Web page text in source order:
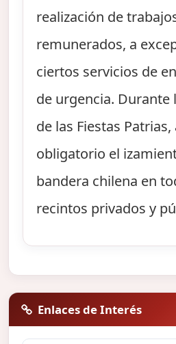
realización de
remunerados, a
ciertos servicios de
de urgencia. Durante
de las Fiestas
obligatorio el
bandera chilena en
recintos privados y
Enlaces de Interés